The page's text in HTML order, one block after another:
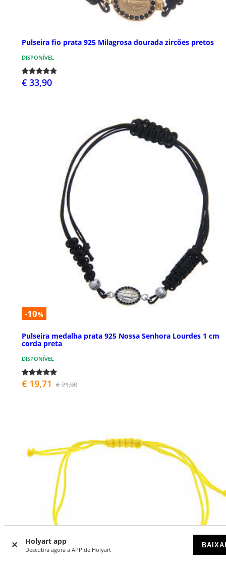
Holyart app
Descubra agora a APP de Holyart
Pulseira fio prata 925 Milagrosa dourada zircões pretos
DISPONÍVEL
€ 33,90
-10%
Pulseira medalha prata 925 Nossa Senhora Lourdes 1 cm
corda preta
DISPONÍVEL
€ 19,71 € 21,90